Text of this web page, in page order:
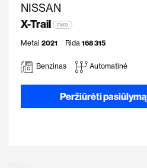
NISSAN
X-Trail
FWD
Metai 2021 Rida 168 315
Benzinas Automatinė
Peržiūrėti pasiūlymą